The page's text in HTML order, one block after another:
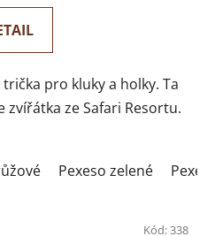
pro kluky a holky. Ta
zvířátka ze Safari Resortu.
Pexeso zelené
Kód:338